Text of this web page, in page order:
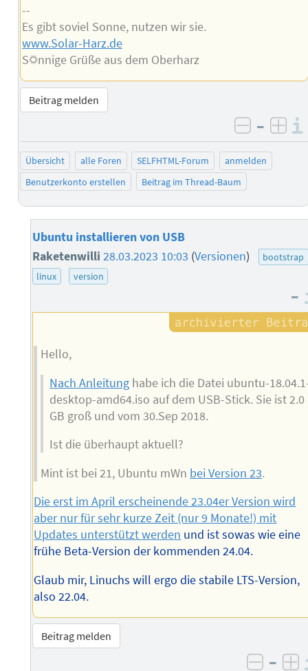
--
Es gibt soviel Sonne, nutzen wir sie.
www.Solar-Harz.de
S☼nnige Grüße aus dem Oberharz
Beitrag melden
negativ
–
Übersicht alle Foren SELFHTML-Forum
anmelden
Benutzerkonto erstellen
Beitrag im Thread-Baum
Ubuntu installieren von USB
Raketenwilli 28.03.2023 10:03 (Versionen)
bootstrap
linux
version
–
Hello,
Nach Anleitung habe ich die Datei ubuntu-
desktop-amd64.iso auf dem USB-Stick. Sie ist 2.0
GB groß und vom 30.Sep 2018.
Ist die überhaupt aktuell?
Mint ist bei 21, Ubuntu mWn bei Version 23.
Die erst im April erscheinende 23.04er Version wird
aber nur für sehr kurze Zeit (nur 9 Monate!) mit
Updates unterstützt werden und ist sowas wie eine
frühe Beta-Version der kommenden 24.04.
Glaub mir, Linuchs will ergo die stabile LTS-Version,
also 22.04.
Beitrag melden
–